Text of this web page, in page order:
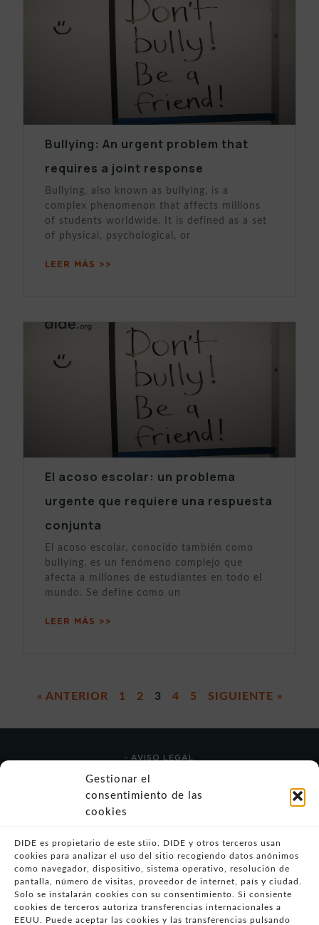
Gestionar el
consentimiento de las
cookies
DIDE es propietario de este stiio. DIDE y otros terceros usan
cookies para analizar el uso del sitio recogiendo datos anónimos
como navegador, dispositivo, sistema operativo, resolución de
pantalla, número de visitas, proveedor de internet, país y ciudad.
Solo se instalarán cookies con su consentimiento. Si consiente
cookies de terceros autoriza transferencias internacionales a
EEUU. Puede aceptar las cookies y las transferencias pulsando
Bullying: An urgent problem that
requires a joint response
Bullying, also known as bullying, is a
complex phenomenon that affects millions
of students worldwide. It is defined as a set
of physical, psychological, or
LEER MÁS >>
El acoso escolar: un problema
urgente que requiere una respuesta
conjunta
El acoso escolar, conocido también como
bullying, es un fenómeno complejo que
afecta a millones de estudiantes en todo el
mundo. Se define como un
LEER MÁS >>
« ANTERIOR 1 2 3 4 5 SIGUIENTE »
- AVISO LEGAL
- POLÍTICA DE USO
- POLÍTICA DE PRIVACIDAD
- POLÍTICA DE COOKIES (UE)
VULNERABILIDADES
- CONDICIONES PARTICULARES DE COMPRA
- GUÍA DE COMPRA
- GUÍA DE PRIVACIDAD
- DESISTIMIENTO